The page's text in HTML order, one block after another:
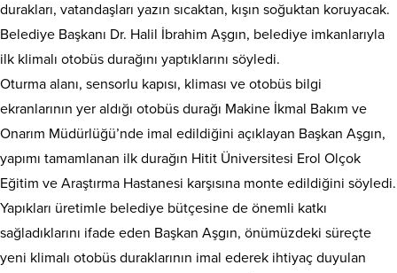
durakları, vatandaşları yazın sıcaktan, kışın soğuktan koruyacak.
Belediye Başkanı Dr. Halil İbrahim Aşgın, belediye imkanlarıyla
ilk klimalı otobüs durağını yaptıklarını söyledi.
Oturma alanı, sensorlu kapısı, kliması ve otobüs bilgi
ekranlarının yer aldığı otobüs durağı Makine İkmal Bakım ve
Onarım Müdürlüğü’nde imal edildiğini açıklayan Başkan Aşgın,
yapımı tamamlanan ilk durağın Hitit Üniversitesi Erol Olçok
Eğitim ve Araştırma Hastanesi karşısına monte edildiğini söyledi.
Yapıkları üretimle belediye bütçesine de önemli katkı
sağladıklarını ifade eden Başkan Aşgın, önümüzdeki süreçte
yeni klimalı otobüs duraklarının imal ederek ihtiyaç duyulan